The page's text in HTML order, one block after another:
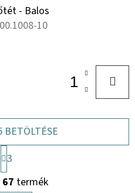
- Balos
10
L
BETÖLTÉSE
L
A
P
O
3
67 termék